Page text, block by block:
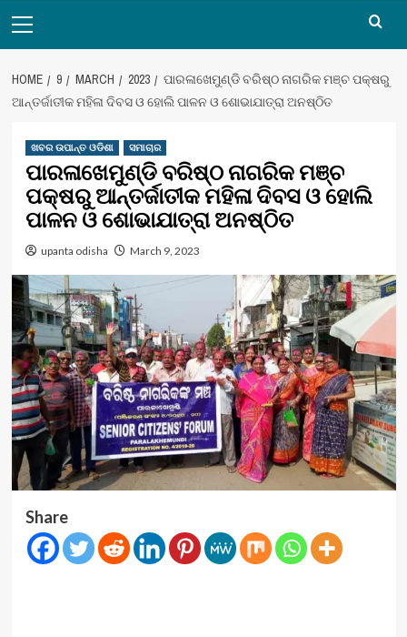
Menu
HOME 9 MARCH 2023
ପାରଳାଖେମୁଣ୍ଡି ବରିଷ୍ଠ ନାଗରିକ ମଞ୍ଚ ପକ୍ଷରୁ
ଆନ୍ତର୍ଜାତୀକ ମହିଳା ଦିବସ ଓ ହୋଲି ପାଳନ ଓ ଶୋଭାଯାତ୍ରା ଅନଷ୍ଠିତ
ଖବର ଉପାନ୍ତ ଓଡିଶା ସମାଚାର
ପାରଳାଖେମୁଣ୍ଡି ବରିଷ୍ଠ ନାଗରିକ ମଞ୍ଚ
ପକ୍ଷରୁ ଆନ୍ତର୍ଜାତୀକ ମହିଳା ଦିବସ ଓ ହୋଲି
ପାଳନ ଓ ଶୋଭାଯାତ୍ରା ଅନଷ୍ଠିତ
upanta odisha March 9, 2023
Share